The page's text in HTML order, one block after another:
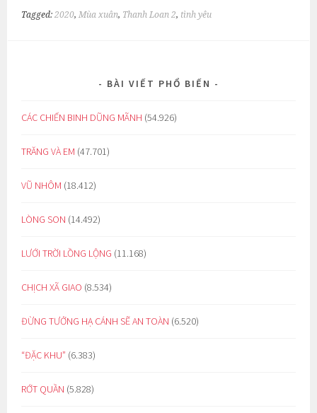
Tagged:2020,Mùa xuân, Thanh Loan 2, tình yêu
BÀI VIẾT PHỔ BIẾN
CÁC CHIẾN BINH DŨNG MÃNH (54.926)
TRĂNG VÀ EM (47.701)
VŨ NHÔM (18.412)
LÒNG SON (14.492)
LƯỚI TRỜI LỒNG LỘNG (11.168)
CHỊCH XÃ GIAO (8.534)
ĐỪNG TƯỞNG HẠ CÁNH SẼ AN TOÀN (6.520)
“ĐẶC KHU” (6.383)
RỚT QUẦN (5.828)